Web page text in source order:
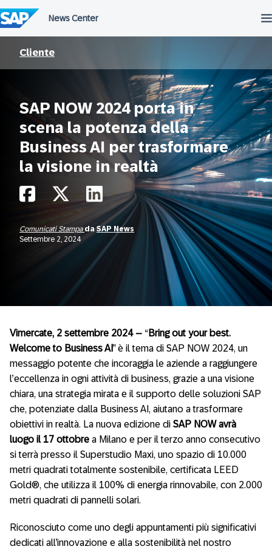
al
contenuto
Cliente
SAP NOW 2024 porta in
scena la potenza della
Business AI per trasformare
la visione in realtà
Comunicati Stampa daSAP News
Settembre 2, 2024
Vimercate, 2 settembre 2024 – “Bring out your best.
Welcome to Business AI” è il tema di SAP NOW 2024, un
messaggio potente che incoraggia le aziende a raggiungere
l’eccellenza in ogni attività di business, grazie a una visione
chiara, una strategia mirata e il supporto delle soluzioni SAP
che, potenziate dalla Business AI, aiutano a trasformare
obiettivi in realtà. La nuova edizione di SAP NOW avrà
luogo il 17 ottobre a Milano e per il terzo anno consecutivo
si terrà presso il Superstudio Maxi, uno spazio di 10.000
metri quadrati totalmente sostenibile, certificata LEED
Gold®, che utilizza il 100% di energia rinnovabile, con 2.000
metri quadrati di pannelli solari.
Riconosciuto come uno degli appuntamenti più significativi
dedicati all’innovazione e alla sostenibilità nel nostro